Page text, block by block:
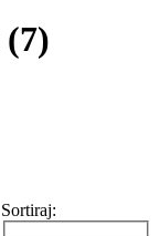
(7)
Sortiraj: